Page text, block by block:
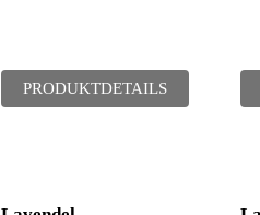
PRODUKTDETAILS